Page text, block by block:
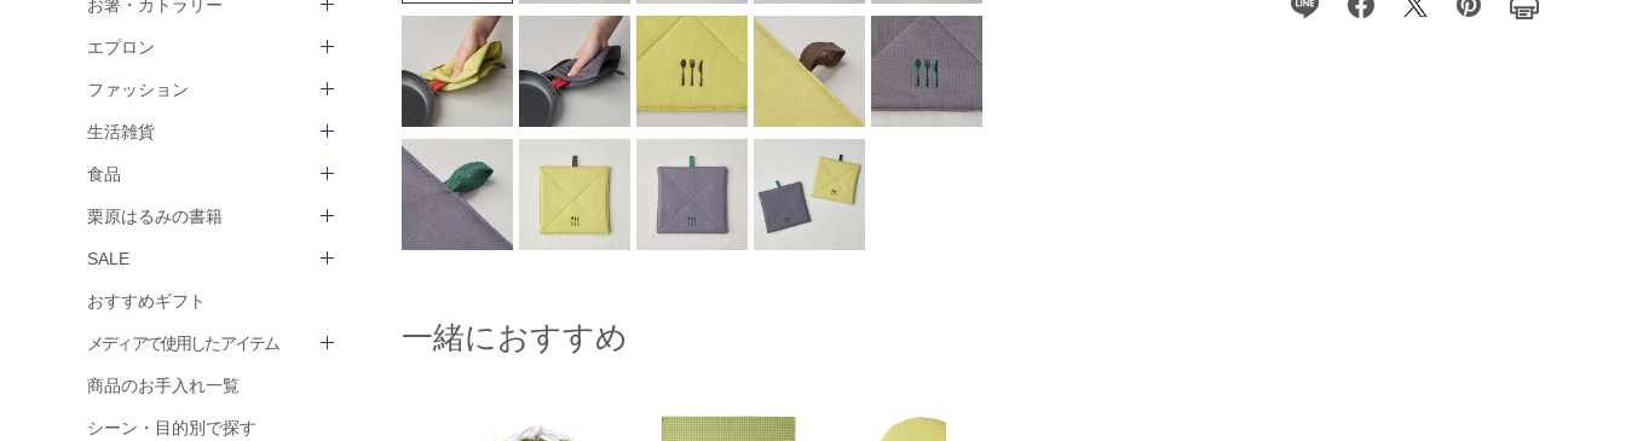
お箸・カトラリー
エプロン
ファッション
生活雑貨
食品
栗原はるみの書籍
SALE
おすすめギフト
メディアで使用したアイテム
商品のお手入れ一覧
シーン・目的別で探す
一緒におすすめ